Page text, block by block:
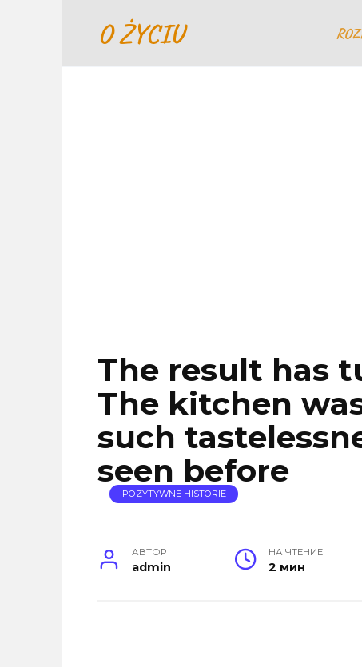
O ŻYCIU
The result has
The kitchen
such
seen before
POZYTYWNE HISTORIE
АВТОР
admin
НА ЧТЕНИЕ
2 мин